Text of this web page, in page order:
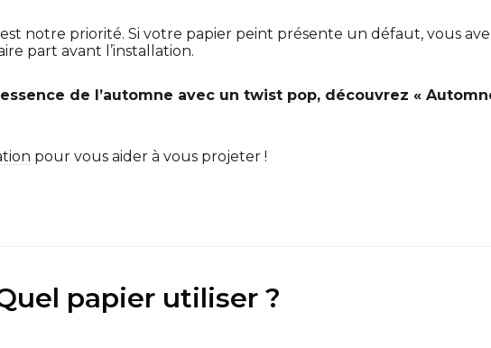
notre priorité. Si votre papier peint présente un défaut, vous
part avant l’installation.
de l’automne avec un twist pop, découvrez «
pour vous aider à vous projeter !
papier utiliser ?